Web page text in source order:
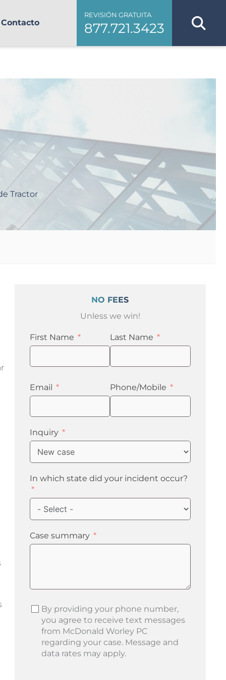
Contacto
REVISIÓN GRATUITA
877.721.3423
Tractor
NO FEES
Unless we win!
First Name Last Name
Email Phone/Mobile
Inquiry
In which state did your incident occur?
Case summary
By providing your phone number,
you agree to receive text messages
from McDonald Worley PC
regarding your case. Message and
data rates may apply.